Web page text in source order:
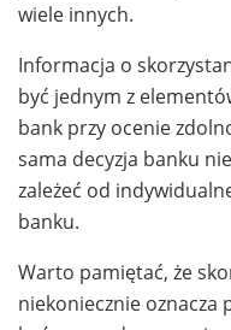
wiele innych.
Informacja o
być jednym z
bank przy ocenie
sama decyzja banku
zależeć od
banku.
Warto pamiętać, że
niekoniecznie oznacza